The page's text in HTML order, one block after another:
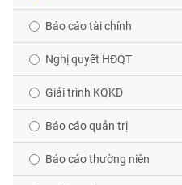
Báo cáo tài chính
Nghị quyết HĐQT
Giải trình KQKD
Báo cáo quản trị
Báo cáo thường niên
CHÍNH
HÀNG
HÓA
KINH